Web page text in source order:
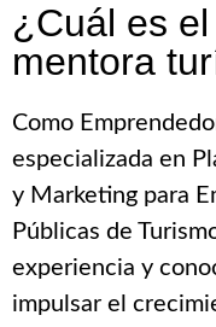
¿Cuál es
mentora
Como
especializada en
y Marketing para
Públicas de
experiencia y
impulsar el